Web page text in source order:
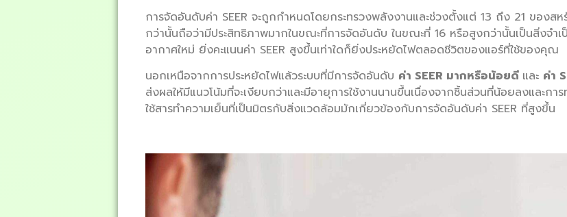
การจัดอันดับค่า SEER จะถูกกำหนดโดยกระทรวงพลังงานและช่วงตั้งแต่ 13 ถึง 21 ของส
กว่านั้นถือว่ามีประสิทธิภาพมากในขณะที่การจัดอันดับ ในขณะที่ 16 หรือสูงกว่านั้นเป็นสิ่งจำ
อากาศใหม่ ยิ่งคะแนนค่า SEER สูงขึ้นเท่าใดก็ยิ่งประหยัดไฟตลอดชีวิตของแอร์ที่ใช้ของคุณ
นอกเหนือจากการประหยัดไฟแล้วระบบที่มีการจัดอันดับ ค่า SEER มากหรือน้อยดี และ ค่า
ส่งผลให้มีแนวโน้มที่จะเงียบกว่าและมีอายุการใช้งานนานขึ้นเนื่องจากชิ้นส่วนที่น้อยลงและก
ใช้สารทำความเย็นที่เป็นมิตรกับสิ่งแวดล้อมมักเกี่ยวข้องกับการจัดอันดับค่า SEER ที่สูงขึ้น